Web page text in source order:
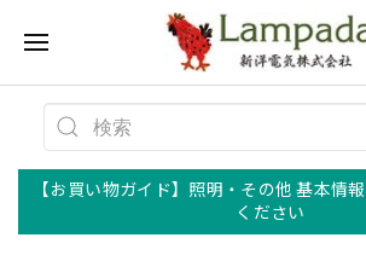
【お買い物ガイド】照明・その他 基
ください